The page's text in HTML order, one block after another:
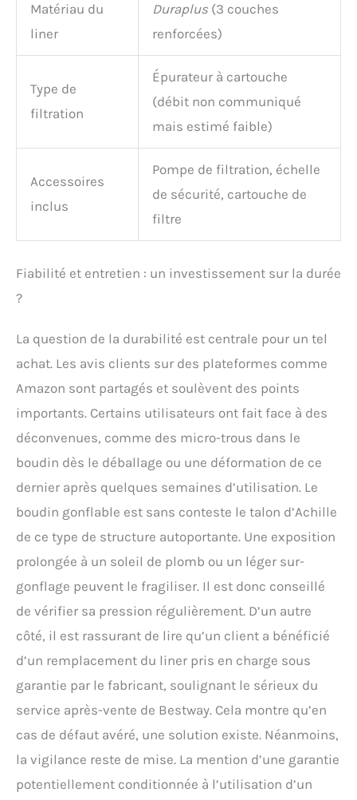
Matériau du
liner
Duraplus (3 couches
renforcées)
Type de
filtration
Épurateur à cartouche
(débit non communiqué
mais estimé faible)
Accessoires
inclus
Pompe de filtration, échelle
de sécurité, cartouche de
filtre
Fiabilité et entretien : un investissement sur la durée
?
La question de la durabilité est centrale pour un tel
achat. Les avis clients sur des plateformes comme
Amazon sont partagés et soulèvent des points
importants. Certains utilisateurs ont fait face à des
déconvenues, comme des micro-trous dans le
boudin dès le déballage ou une déformation de ce
dernier après quelques semaines d’utilisation. Le
boudin gonflable est sans conteste le talon d’Achille
de ce type de structure autoportante. Une exposition
prolongée à un soleil de plomb ou un léger sur-
gonflage peuvent le fragiliser. Il est donc conseillé
de vérifier sa pression régulièrement. D’un autre
côté, il est rassurant de lire qu’un client a bénéficié
d’un remplacement du liner pris en charge sous
garantie par le fabricant, soulignant le sérieux du
service après-vente de Bestway. Cela montre qu’en
cas de défaut avéré, une solution existe. Néanmoins,
la vigilance reste de mise. La mention d’une garantie
potentiellement conditionnée à l’utilisation d’un